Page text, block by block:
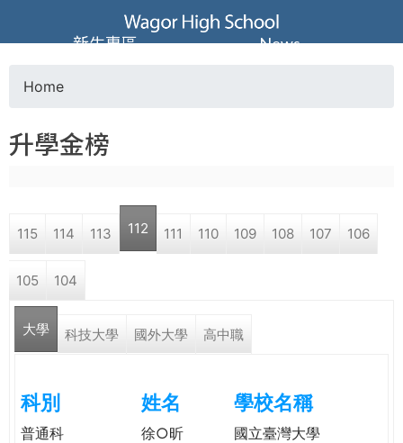
Jump to navigation
葳
格
高
學
o
a
r
e
e
Home
升學金榜
115 114 113 112 111 110 109 108 107 106
105 104
大學 科技大學 國外大學 高中職
科別 姓名 學校名稱
普通科 徐○昕
國立臺灣大學
新生專區 News